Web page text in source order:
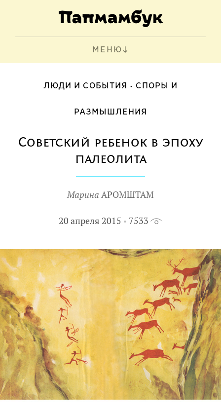
МЕНЮ
ЛЮДИ И СОБЫТИЯ СПОРЫ И
РАЗМЫШЛЕНИЯ
Советский ребенок в эпоху
палеолита
Марина АРОМШТАМ
20 апреля 2015 7533